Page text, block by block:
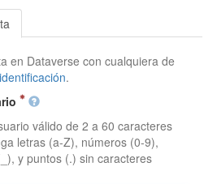
en Dataverse con cualquiera de
.
válido de 2 a 60 caracteres
letras (a-Z), números (0-9),
y puntos (.) sin caracteres